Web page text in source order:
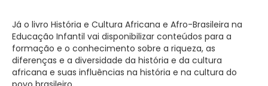
Já o livro História e Cultura Africana e Afro-Brasileira na
Educação Infantil vai disponibilizar conteúdos para a
formação e o conhecimento sobre a riqueza, as
diferenças e a diversidade da história e da cultura
africana e suas influências na história e na cultura do